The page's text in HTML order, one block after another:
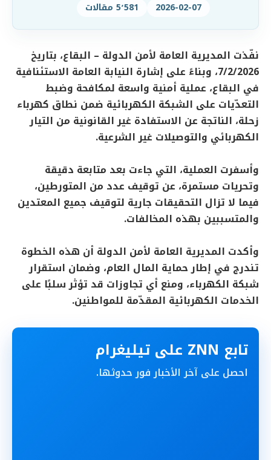
2026-02-07 5٬581 مقالات
نفّذت المديرية العامة لأمن الدولة – البقاع، بتاريخ
7/2/2026، وبناءً على إشارة النيابة العامة الاستئنافية
في البقاع، عملية أمنية واسعة لمكافحة وضبط
التعدّيات على الشبكة الكهربائية ضمن نطاق كهرباء
زحلة، الناتجة عن الاستفادة غير القانونية من التيار
الكهربائي والتوصيلات غير الشرعية.
وأسفرت العملية، التي جاءت بعد متابعة دقيقة
وتحريات مستمرة، عن توقيف عدد من المتورطين،
فيما لا تزال التحقيقات جارية لتوقيف جميع المعتدين
والمتسببين بهذه المخالفات.
وأكدت المديرية العامة لأمن الدولة أن هذه الخطوة
تندرج في إطار حماية المال العام، وضمان استقرار
شبكة الكهرباء، ومنع أي تجاوزات قد تؤثر سلبًا على
الخدمات الكهربائية المقدّمة للمواطنين.
تابع ZNN على تيليغرام
احصل على آخر الأخبار فور حدوثها.